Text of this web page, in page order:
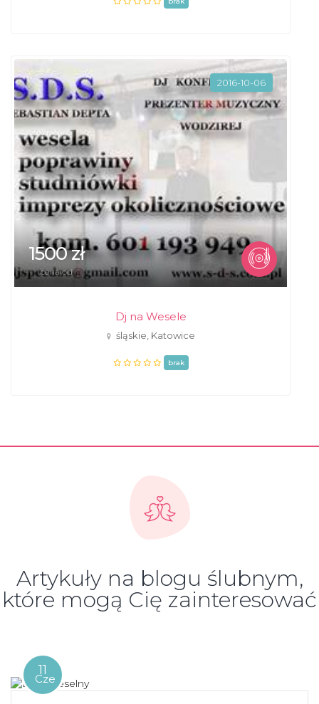
2016-10-06
1500 zł
cena od
Dj na Wesele
śląskie, Katowice
brak
Artykuły na blogu ślubnym,
które mogą Cię zainteresować
11
Cze